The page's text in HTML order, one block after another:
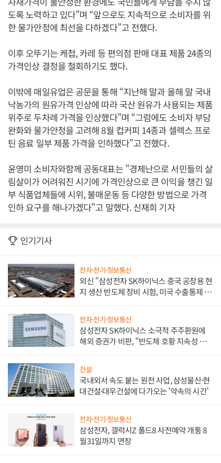
도록 노력하고 있다”며 “앞으로도 지속적으로 소비자를 위
한 물가안정에 최선을 다하겠다”고 전했다.
이후 오뚜기는 케첩, 카레 등 편의점 판매 대표 제품 24종의
가격인상 결정을 철회하기도 했다.
이밖에 매일유업은 공문을 통해 “지난해 말과 올해 말 국내
낙농가의 원유가격 인상에 따라 국산 원유가 사용되는 제품
위주로 두차례 가격을 인상했다”며 “그럼에도 소비자 부담
완화와 물가안정을 고려해 8월 컵커피 14종과 셀렉스 프로
틴 음료 일부 제품 가격을 인하했다”고 전했다.
윤영미 소비자와함께 공동대표는 "경제난으로 서민들의 살
림살이가 어려워진 시기에 가격인상으로 큰 이익을 챙긴 일
부 식품업체들에 시위, 불매운동 등 다양한 방법으로 가격
인하 요구를 해나가겠다"고 말했다. 신재희 기자
인기기사
전자·전기·정보통신
외신 "삼성전자 SK하이닉스 중국 공장용 현
지 생산 반도체 장비 시험, 미국 수출통제 대
전자·전기·정보통신
삼성전자 SK하이닉스 소극적 주주환원에
해외 증권가 비판, "반도체 호황 지속성 의
건설
국내외서 속도 붙는 원전 사업, 삼성물산·현
대건설·대우건설에 다가오는 '약속의 시간'
전자·전기·정보통신
삼성전자, 갤럭시Z 폴드8 사전예약 개통 8
월31일까지 연장